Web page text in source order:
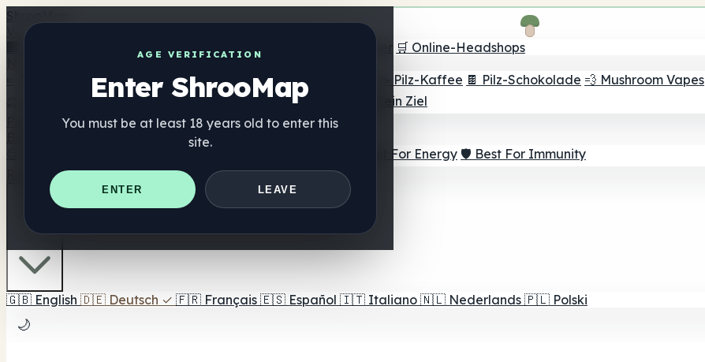
AGE VERIFICATION
Enter ShrooMap
You must be at least 18 years old to enter this
site.
ENTER LEAVE
Verzeichnis
📍 Headshop-Finder
🛒 Online-Headshops
🍬 Pilz-Gummis 💊 Pilz-Kapseln 💧 Pilz-Tinkturen 🫙 Pilz-Pulver ☕ Pilz-Kaffee 🍫 Pilz-Schokolade 💨 Mushroom Vapes
⚖️ Produkte vergleichen 💰 Angebote & Rabatte 🎯 Beste für dein Ziel
⚡ Best For Energy 🛡️ Best For Immunity
Ratgeber Quiz Blog In der Nähe
🇩🇪 DE
🇬🇧 English 🇩🇪 Deutsch ✓ 🇫🇷 Français 🇪🇸 Español 🇮🇹 Italiano 🇳🇱 Nederlands 🇵🇱 Polski
🌙